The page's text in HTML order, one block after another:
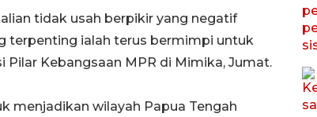
tidak usah berpikir yang negatif
terpenting ialah terus bermimpi untuk
Kebangsaan MPR di Mimika, Jumat.
menjadikan wilayah Papua Tengah